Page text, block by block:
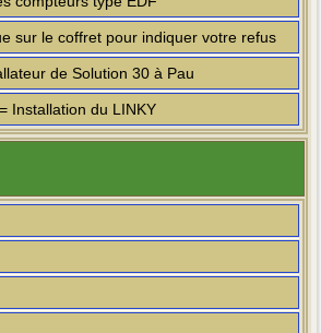
sur le coffret pour indiquer votre refus
de Solution 30 à Pau
Installation du LINKY